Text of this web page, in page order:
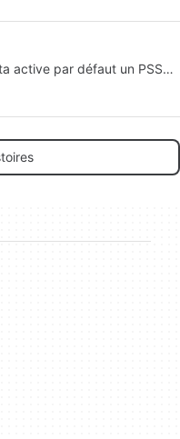
active par défaut un PSSR